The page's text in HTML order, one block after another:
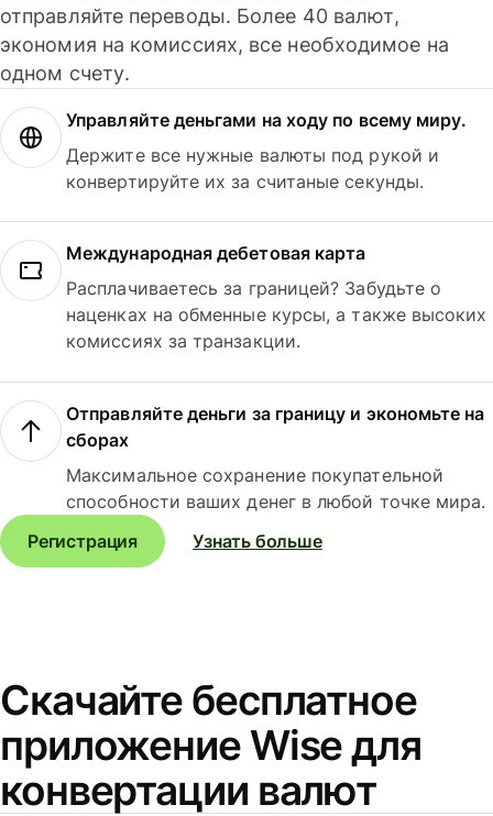
отправляйте переводы. Более 40 валют,
экономия на комиссиях, все необходимое на
одном счету.
Управляйте деньгами на ходу по всему миру.
Держите все нужные валюты под рукой и
конвертируйте их за считаные секунды.
Международная дебетовая карта
Расплачиваетесь за границей? Забудьте о
наценках на обменные курсы, а также высоких
комиссиях за транзакции.
Отправляйте деньги за границу и экономьте на
сборах
Максимальное сохранение покупательной
способности ваших денег в любой точке мира.
Регистрация
Узнать больше
Скачайте бесплатное
приложение Wise для
конвертации валют